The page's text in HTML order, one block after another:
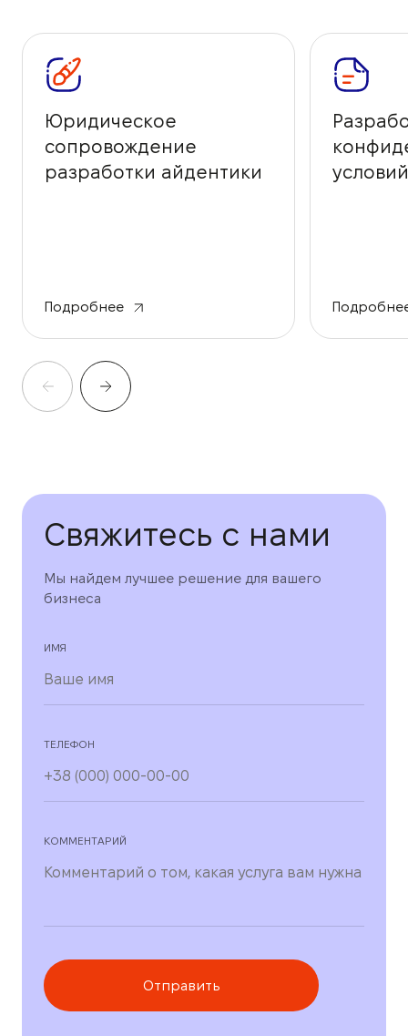
Юридическое
сопровождение
разработки айдентики
Подробнее
Свяжитесь с нами
Мы найдем лучшее решение для вашего
бизнеса
ИМЯ
ТЕЛЕФОН
КОММЕНТАРИЙ
Отправить